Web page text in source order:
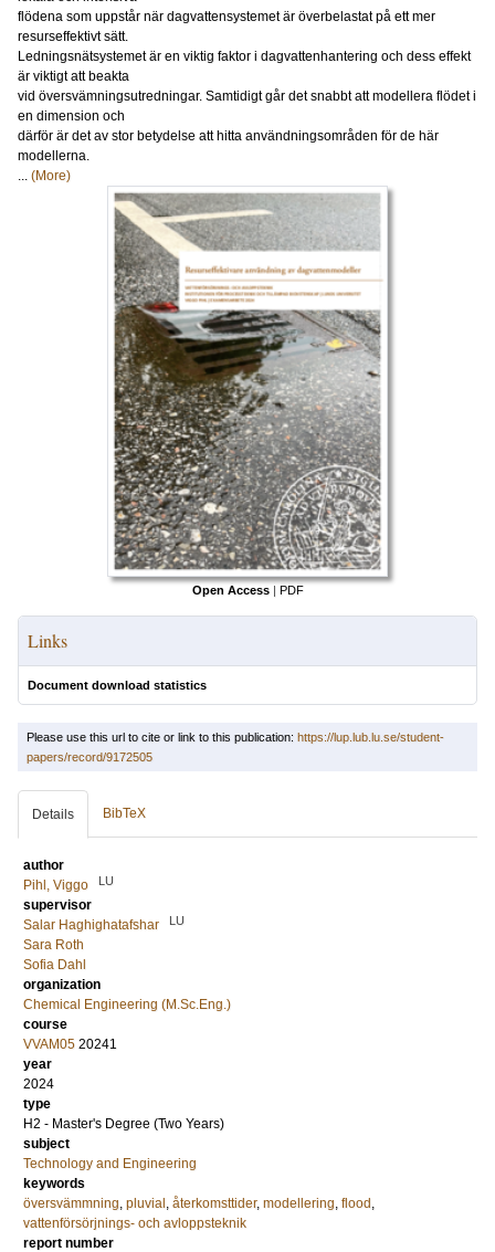
flödena som uppstår när dagvattensystemet är överbelastat på ett mer
resurseffektivt sätt.
Ledningsnätsystemet är en viktig faktor i dagvattenhantering och dess effekt
är viktigt att beakta
vid översvämningsutredningar. Samtidigt går det snabbt att modellera flödet i
en dimension och
därför är det av stor betydelse att hitta användningsområden för de här
modellerna.
... (More)
Open Access | PDF
Links
Document download statistics
Please use this url to cite or link to this publication: https://lup.lub.lu.se/student-
papers/record/9172505
Details BibTeX
author
Pihl, Viggo
LU
supervisor
Salar Haghighatafshar
LU
Sara Roth
Sofia Dahl
organization
Chemical Engineering (M.Sc.Eng.)
course
VVAM05 20241
year
2024
type
H2 - Master's Degree (Two Years)
subject
Technology and Engineering
keywords
översvämmning pluvial återkomsttider, modellering flood
vattenförsörjnings- och avloppsteknik
report number